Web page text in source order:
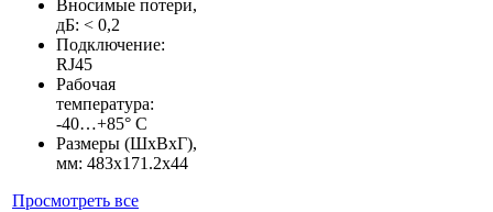
Вносимые потери,
дБ: < 0,2
Подключение:
RJ45
Рабочая
температура:
-40…+85° C
Размеры (ШхВхГ),
мм: 483x171.2x44
Просмотреть все